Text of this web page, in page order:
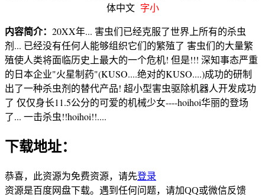
体中文 字小
内容简介： 20XX年... 害虫们已经克服了世界上所有的杀虫
剂... 已经没有任何人能够组织它们的繁殖了 害虫们的大量繁
殖使人类将面临历史上最大的一个危机! 但是!!! 深知事态严重
的日本企业"火星制药"(KUSO....绝对的KUSO....)成功的研制
出了一种杀虫剂的替代产品! 超小型害虫驱除机器人开发成功
了 仅仅身长11.5公分的可爱的机械少女----hoihoi华丽的登场
了... 一击杀虫!!hoihoi!!....
下载地址：
恭喜，此资源为免费资源，请先登录
资源是百度网盘下载。遇到任何问题，请加QQ或微信反馈